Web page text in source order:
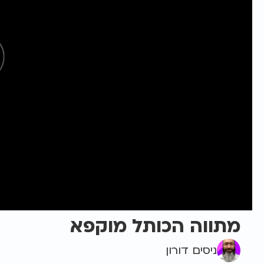
מתווה הכותל מוקפא
ניסים דורון